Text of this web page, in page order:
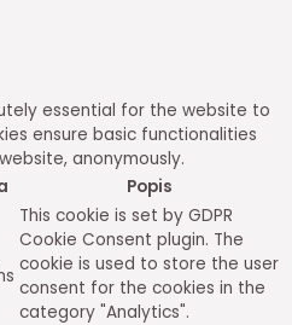
essential for the website to
ensure basic functionalities
anonymously.
Popis
This cookie is set by GDPR
Cookie Consent plugin. The
cookie is used to store the user
consent for the cookies in the
category "Analytics".